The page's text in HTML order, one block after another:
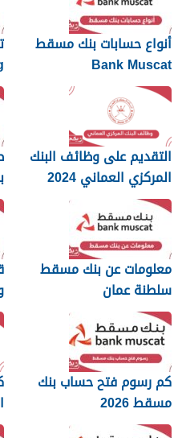
أنواع حسابات بنك مسقط
Bank Muscat
التقديم على وظائف البنك
المركزي العماني 2024
معلومات عن بنك مسقط
سلطنة عمان
كم رسوم فتح حساب بنك
مسقط 2026